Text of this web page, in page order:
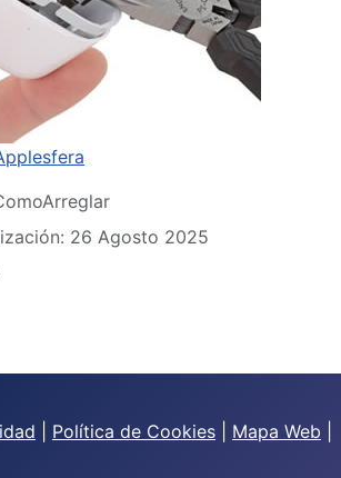
26 Agosto 2025
arreglar auriculares Huawei?
Política de Cookies Mapa Web